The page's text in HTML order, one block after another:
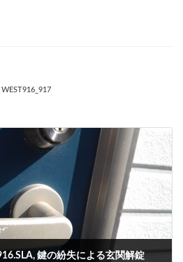
WEST916_917
鍵の紛失による玄関解錠